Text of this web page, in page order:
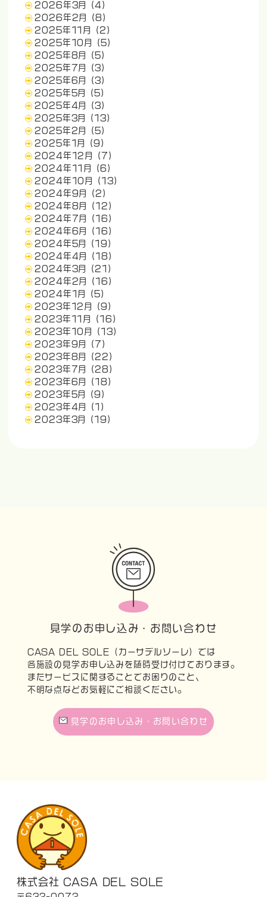
2026年3月
(4)
2026年2月
(8)
2025年11月
(2)
2025年10月
(5)
2025年8月
(5)
2025年7月
(3)
2025年6月
(3)
2025年5月
(5)
2025年4月
(3)
2025年3月
(13)
2025年2月
(5)
2025年1月
(9)
2024年12月
(7)
2024年11月
(6)
2024年10月
(13)
2024年9月
(2)
2024年8月
(12)
2024年7月
(16)
2024年6月
(16)
2024年5月
(19)
2024年4月
(18)
2024年3月
(21)
2024年2月
(16)
2024年1月
(5)
2023年12月
(9)
2023年11月
(16)
2023年10月
(13)
2023年9月
(7)
2023年8月
(22)
2023年7月
(28)
2023年6月
(18)
2023年5月
(9)
2023年4月
(1)
2023年3月
(19)
見学のお申し込み・お問い合わせ
CASA DEL SOLE（カーサデルソーレ）では
各施設の見学お申し込みを随時受け付けております。
またサービスに関することでお困りのこと、
不明な点などお気軽にご相談ください。
見学のお申し込み・お問い合わせ
株式会社 CASA DEL SOLE